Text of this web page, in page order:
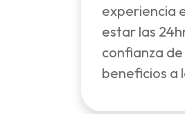
experiencia
estar las
confianza
beneficios a